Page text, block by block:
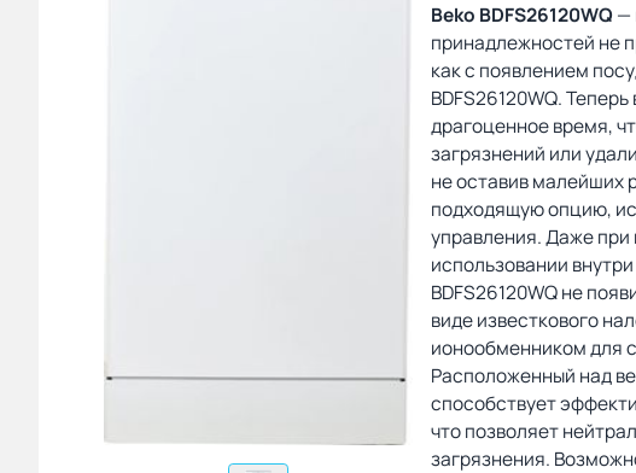
Beko BDFS26120WQ—
принадлежностей не
как с появлением
BDFS26120WQ.
драгоценное время,
загрязнений или
не оставив малейших
подходящую опцию,
управления. Даже
использовании
BDFS26120WQ не
виде известкового
ионообменником для
Расположенный над
способствует
что позволяет
загрязнения.